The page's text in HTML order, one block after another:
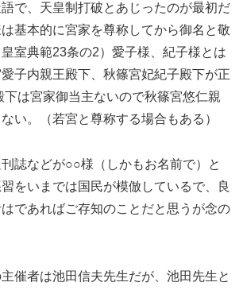
で、天皇制打破とあじったのが最初だ
基本的に宮家を尊称してから御名と敬
室典範23条の2）愛子様、紀子様とは
子内親王殿下、秋篠宮妃紀子殿下が正
下は宮家御当主ないので秋篠宮悠仁親
い。（若宮と尊称する場合もある）
誌などが○○様（しかもお名前で）と
をいまでは国民が模倣しているで、良
であればご存知のことだと思うが念の
催者は池田信夫先生だが、池田先生と